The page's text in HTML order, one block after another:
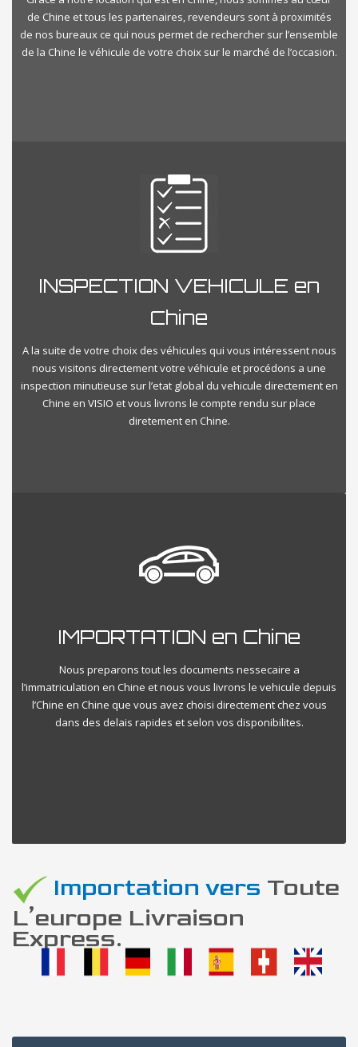
de Chine et tous les partenaires, revendeurs sont à proximités
de nos bureaux ce qui nous permet de rechercher sur l’ensemble
de la Chine le véhicule de votre choix sur le marché de l’occasion.
INSPECTION VEHICULE en
Chine
A la suite de votre choix des véhicules qui vous intéressent nous
nous visitons directement votre véhicule et procédons a une
inspection minutieuse sur l’etat global du vehicule directement en
Chine en VISIO et vous livrons le compte rendu sur place
diretement en Chine.
IMPORTATION en Chine
Nous preparons tout les documents nessecaire a
l’immatriculation en Chine et nous vous livrons le vehicule depuis
l’Chine en Chine que vous avez choisi directement chez vous
dans des delais rapides et selon vos disponibilites.
Importation vers Toute
L’europe Livraison
Express.